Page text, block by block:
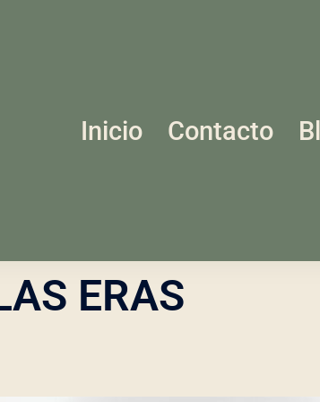
Inicio Contacto
ERAS